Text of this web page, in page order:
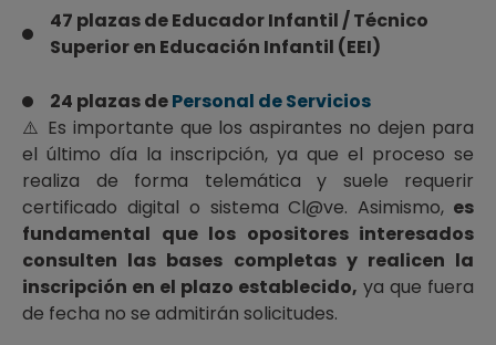
47 plazas de Educador Infantil / Técnico
Superior en Educación Infantil (EEI)
24 plazas dePersonal de Servicios
⚠️ Es importante que los aspirantes no dejen para
el último día la inscripción, ya que el proceso se
realiza de forma telemática y suele requerir
certificado digital o sistema Cl@ve. Asimismo, es
fundamental que los opositores interesados
consulten las bases completas y realicen la
inscripción en el plazo establecido, ya que fuera
de fecha no se admitirán solicitudes.